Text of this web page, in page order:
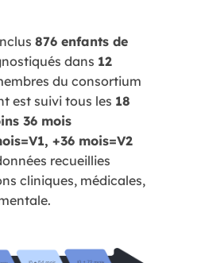
876 enfants de
dans 12
du consortium
est suivi tous les 18
36 mois
+36 mois=V2
recueillies
cliniques, médicales,